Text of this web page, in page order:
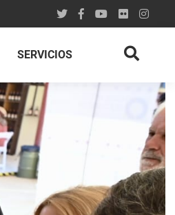
SERVICIOS